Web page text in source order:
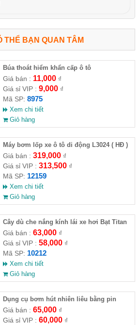
THỂ BẠN QUAN TÂM
Búa thoát hiểm khẩn cấp ô tô
Giá bán : 11,000₫
Giá sỉ VIP : 9,000₫
Mã SP: 8975
Xem chi tiết
Giỏ hàng
Máy bơm lốp xe ô tô di động L3024 ( HĐ )
Giá bán : 319,000₫
Giá sỉ VIP : 313,500₫
Mã SP: 12159
Xem chi tiết
Giỏ hàng
Cây dù che nắng kính lái xe hơi Bạt Titan
Giá bán : 63,000₫
Giá sỉ VIP : 58,000₫
Mã SP: 10212
Xem chi tiết
Giỏ hàng
Dụng cụ bơm hút nhiên liêu bằng pin
Giá bán : 65,000₫
Giá sỉ VIP : 60,000₫